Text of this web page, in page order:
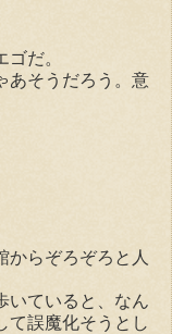
だ。
あそうだろう。意
らぞろぞろと人
いていると、なん
て誤魔化そうとし